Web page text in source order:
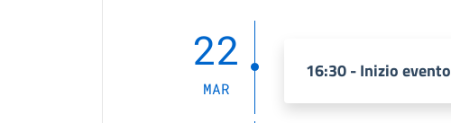
22
MAR
16:30 - Inizio evento